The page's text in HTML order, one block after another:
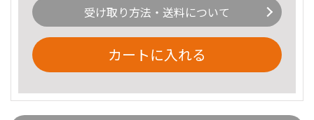
受け取り方法・送料について
カートに入れる